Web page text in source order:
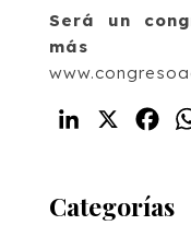
Será un
más
LinkedIn
Categorías